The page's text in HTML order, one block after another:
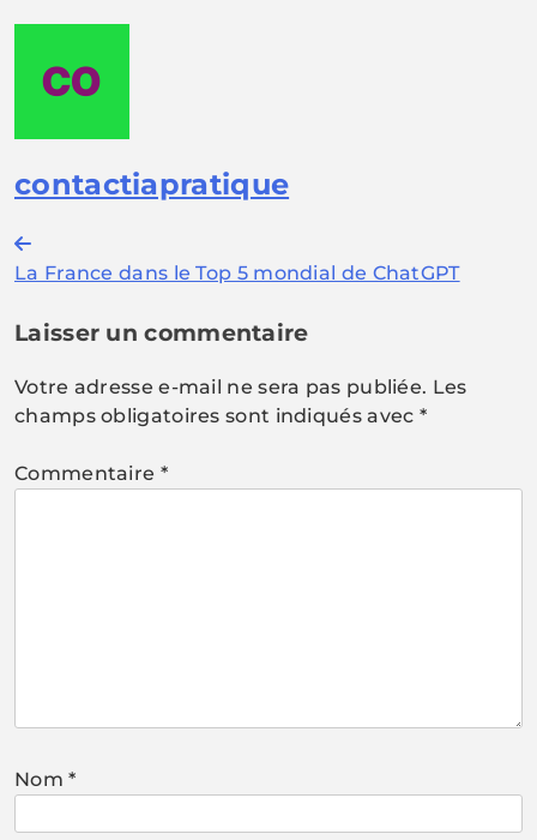
contactiapratique
Navigation
de
l’article
La France dans le Top 5 mondial de ChatGPT
Laisser un commentaire
Votre adresse e-mail ne sera pas publiée. Les
champs obligatoires sont indiqués avec *
Commentaire *
Nom*